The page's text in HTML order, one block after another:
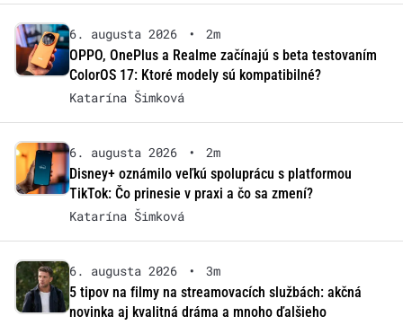
6. augusta 2026 •
2m
OPPO, OnePlus a Realme začínajú s beta testovaním
ColorOS 17: Ktoré modely sú kompatibilné?
Katarína Šimková
6. augusta 2026 •
2m
Disney+ oznámilo veľkú spoluprácu s platformou
TikTok: Čo prinesie v praxi a čo sa zmení?
Katarína Šimková
6. augusta 2026 •
3m
5 tipov na filmy na streamovacích službách: akčná
novinka aj kvalitná dráma a mnoho ďalšieho